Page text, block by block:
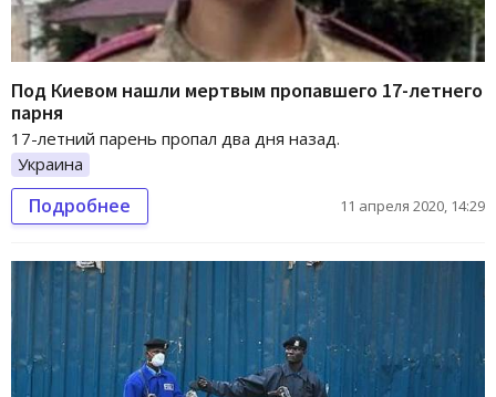
Под Киевом нашли мертвым пропавшего 17-летнего
парня
17-летний парень пропал два дня назад.
Украина
Подробнее 11 апреля 2020, 14:29